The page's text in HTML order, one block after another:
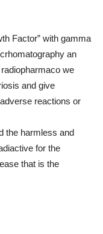
Factor” with gamma
an
we
and give
reactions or
the harmless and
for the
that is the